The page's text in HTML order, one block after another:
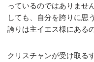
っているのではありませ
しても、自分を誇りに思
誇りは主イエス様にある
クリスチャンが受け取る